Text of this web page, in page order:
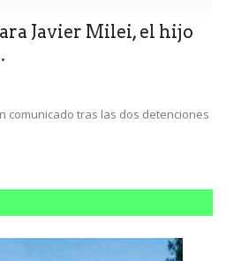
Javier Milei, el hijo
comunicado tras las dos detenciones